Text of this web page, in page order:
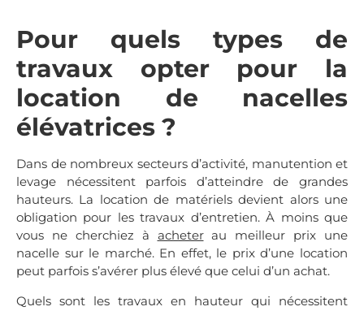
Pour quels types de
travaux opter pour la
location de nacelles
élévatrices ?
Dans de nombreux secteurs d’activité, manutention et
levage nécessitent parfois d’atteindre de grandes
hauteurs. La location de matériels devient alors une
obligation pour les travaux d’entretien. À moins que
vous ne cherchiez à acheterau meilleur prix une
nacelle sur le marché. En effet, le prix d’une location
peut parfois s’avérer plus élevé que celui d’un achat.
Quels sont les travaux en hauteur qui nécessitent